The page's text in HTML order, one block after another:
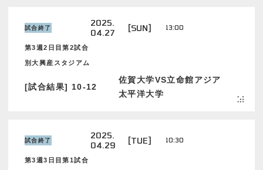
試合終了
2025.
04.27
[SUN] 13:00
第3週2日目第2試合
別大興産スタジアム
[試合結果] 10-12
佐賀大学VS立命館アジア
太平洋大学
試合終了
2025.
04.29
[TUE] 10:30
第3週3日目第1試合